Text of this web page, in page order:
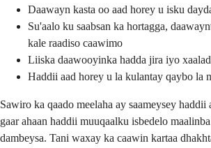
Daawayn kasta oo aad horey u isku
Su'aalo ku saabsan ka hortagga,
kale raadiso caawimo
Liiska daawooyinka hadda jira iyo
Haddii aad horey u la kulantay qaybo la
Sawiro ka qaado meelaha ay saameysey haddii
gaar ahaan haddii muuqaalku isbedelo
dambeysa. Tani waxay ka caawin kartaa